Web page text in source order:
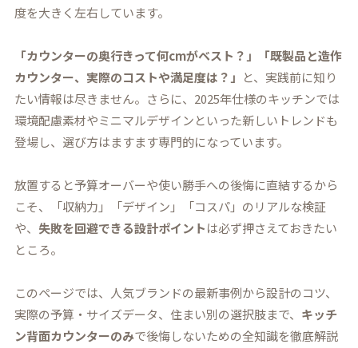
度を大きく左右しています。
「カウンターの奥行きって何cmがベスト？」「既製品と造作
カウンター、実際のコストや満足度は？」 と、実践前に知り
たい情報は尽きません。さらに、2025年仕様のキッチンでは
環境配慮素材やミニマルデザインといった新しいトレンドも
登場し、選び方はますます専門的になっています。
放置すると予算オーバーや使い勝手への後悔に直結するから
こそ、「収納力」「デザイン」「コスパ」のリアルな検証
や、 失敗を回避できる設計ポイントは必ず押さえておきたい
ところ。
このページでは、人気ブランドの最新事例から設計のコツ、
実際の予算・サイズデータ、住まい別の選択肢まで、 キッチ
ン背面カウンターのみで後悔しないための全知識を徹底解説